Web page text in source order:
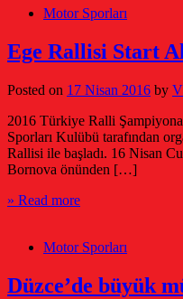
Motor Sporları
Ege Rallisi Start
Posted on 17 Nisan 2016 by
2016 Türkiye Ralli
Sporları Kulübü tarafından
Rallisi ile başladı. 16 Nisan
Bornova önünden […]
» Read more
Motor Sporları
Düzce’de büyük